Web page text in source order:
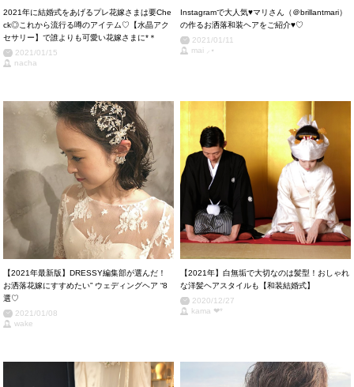
2021年に結婚式をあげるプレ花嫁さまは要Che
ck◎これから流行る噂のアイテム♡【水晶アク
セサリー】で誰よりも可愛い花嫁さまに*＊
2021/01/15
nacha
Instagramで大人気♥マリさん（＠brillantmari）
の作るお洒落和装ヘアをご紹介♥♡
2021/01/11
mai ⸝⋆
【2021年最新版】DRESSY編集部が選んだ！
お洒落花嫁にすすめたい” ウェディングヘア “8
選♡
2021/01/08
wake
【2021年】白無垢で大切なのは髪型！おしゃれ
な洋髪ヘアスタイルも【和装結婚式】
2020/12/27
kama ❤︎*